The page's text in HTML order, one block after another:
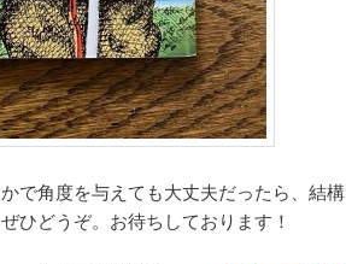
で角度を与えても大丈夫だったら、結構
どうぞ。お待ちしております！